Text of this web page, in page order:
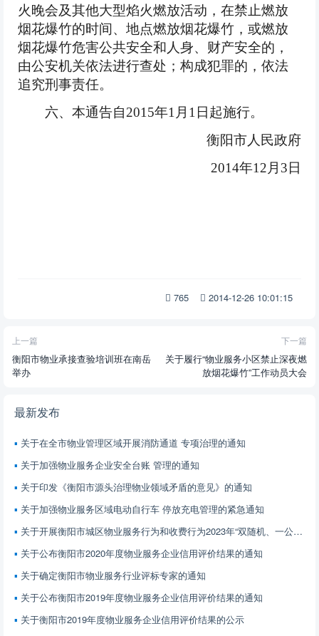
火晚会及其他大型焰火燃放活动，在禁止燃放
烟花爆竹的时间、地点燃放烟花爆竹，或燃放
烟花爆竹危害公共安全和人身、财产安全的，
由公安机关依法进行查处；构成犯罪的，依法
追究刑事责任。
六、本通告自2015年1月1日起施行。
衡阳市人民政府
2014年12月3日
765 2014-12-26 10:01:15
上一篇
衡阳市物业承接查验培训班在南岳
举办
下一篇
关于履行“物业服务小区禁止深夜燃
放烟花爆竹”工作动员大会
最新发布
关于在全市物业管理区域开展消防通道 专项治理的通知
关于加强物业服务企业安全台账 管理的通知
关于印发《衡阳市源头治理物业领域矛盾的意见》的通知
关于加强物业服务区域电动自行车 停放充电管理的紧急通知
关于开展衡阳市城区物业服务行为和收费行为2023年“双随机、一公开”部门联合检查情况的通报
关于公布衡阳市2020年度物业服务企业信用评价结果的通知
关于确定衡阳市物业服务行业评标专家的通知
关于公布衡阳市2019年度物业服务企业信用评价结果的通知
关于衡阳市2019年度物业服务企业信用评价结果的公示